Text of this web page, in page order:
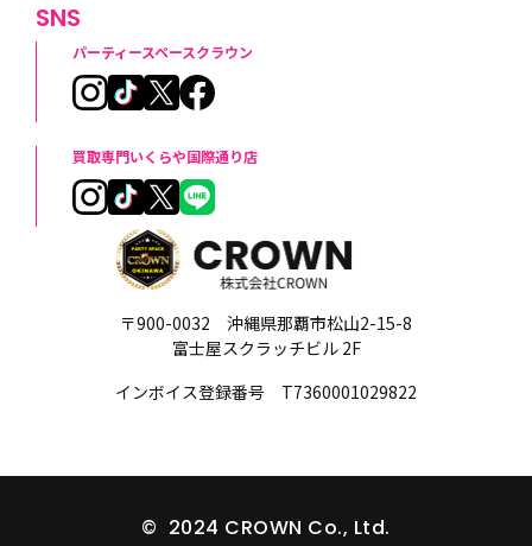
〒900-0032 沖縄県那覇市松山2-15-8
富士屋スクラッチビル 2F
インボイス登録番号 T7360001029822
SNS
パーティースペースクラウン
買取専門いくらや国際通り店
© 2024 CROWN Co., Ltd.